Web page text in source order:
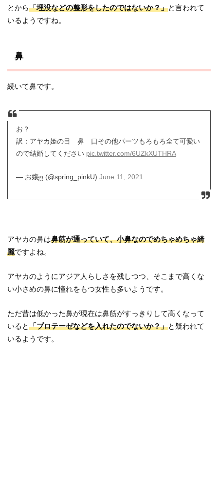
とから「埋没などの整形をしたのではないか？」と言われて
いるようですね。
鼻
続いて鼻です。
お？
訳：アヤカ姫の目 鼻 口その他パーツもろもろ全て可愛い
ので結婚してください pic.twitter.com/6UZkXUTHRA
— お嬢ஐ (@spring_pinkU) June 11, 2021
アヤカの鼻は鼻筋が通っていて、小鼻なのでめちゃめちゃ綺
麗ですよね。
アヤカのようにアジア人らしさを残しつつ、そこまで高くな
い小さめの鼻に憧れをもつ女性も多いようです。
ただ昔は低かった鼻が現在は鼻筋がすっきりして高くなって
いると「プロテーゼなどを入れたのでないか？」と疑われて
いるようです。